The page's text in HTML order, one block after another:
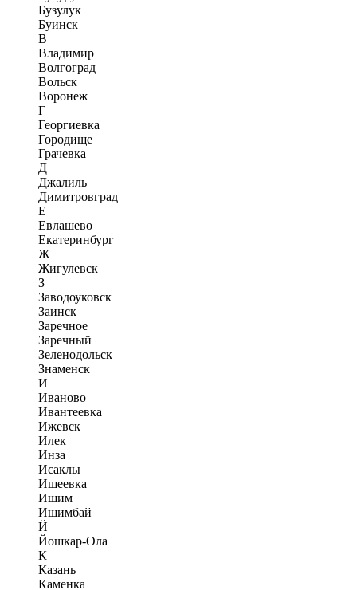
Бузулук
Буинск
В
Владимир
Волгоград
Вольск
Воронеж
Г
Георгиевка
Городище
Грачевка
Д
Джалиль
Димитровград
Е
Евлашево
Екатеринбург
Ж
Жигулевск
З
Заводоуковск
Заинск
Заречное
Заречный
Зеленодольск
Знаменск
И
Иваново
Ивантеевка
Ижевск
Илек
Инза
Исаклы
Ишеевка
Ишим
Ишимбай
Й
Йошкар-Ола
К
Казань
Каменка